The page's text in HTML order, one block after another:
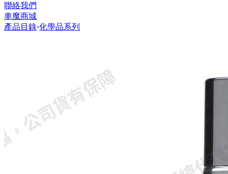
聯絡我們
車魔商城
產品目錄›化學品系列